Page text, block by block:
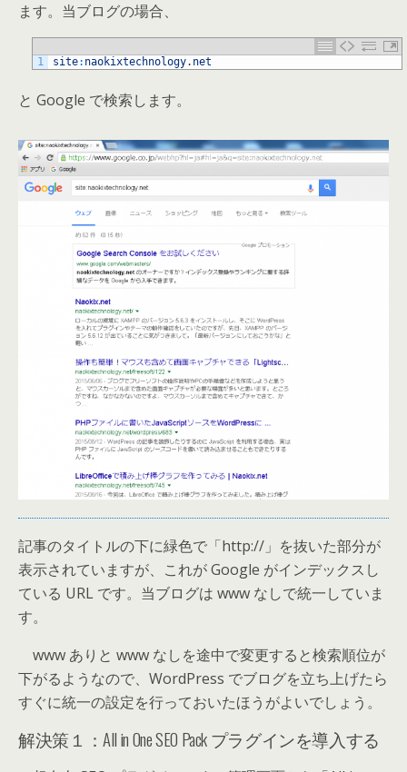
ます。当ブログの場合、
1 site: naokixtechnology. net
と Google で検索します。
記事のタイトルの下に緑色で「http://」を抜いた部分が
表示されていますが、これが Google がインデックスし
ている URL です。当ブログは www なしで統一していま
す。
www ありと www なしを途中で変更すると検索順位が
下がるようなので、WordPress でブログを立ち上げたら
すぐに統一の設定を行っておいたほうがよいでしょう。
解決策１：All in One SEO Pack プラグインを導入する